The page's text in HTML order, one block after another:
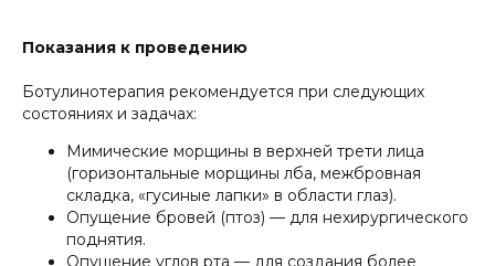
Показания к проведению
Ботулинотерапия рекомендуется при следующих
состояниях и задачах:
Мимические морщины в верхней трети лица
(горизонтальные морщины лба, межбровная
складка, «гусиные лапки» в области глаз).
Опущение бровей (птоз) — для нехирургического
поднятия.
Опущение углов рта — для создания более